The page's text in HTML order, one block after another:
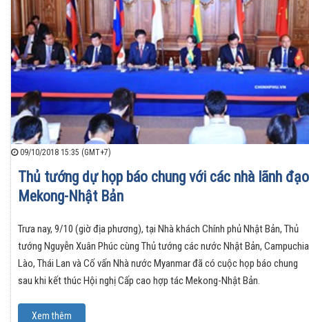
09/10/2018 15:35 (GMT+7)
Thủ tướng dự họp báo chung với các nhà lãnh đạo
Mekong-Nhật Bản
Trưa nay, 9/10 (giờ địa phương), tại Nhà khách Chính phủ Nhật Bản, Thủ
tướng Nguyễn Xuân Phúc cùng Thủ tướng các nước Nhật Bản,
Lào, Thái Lan và Cố vấn Nhà nước Myanmar đã có cuộc họp báo chung
sau khi kết thúc Hội nghị Cấp cao hợp tác Mekong-Nhật Bản.
Xem thêm